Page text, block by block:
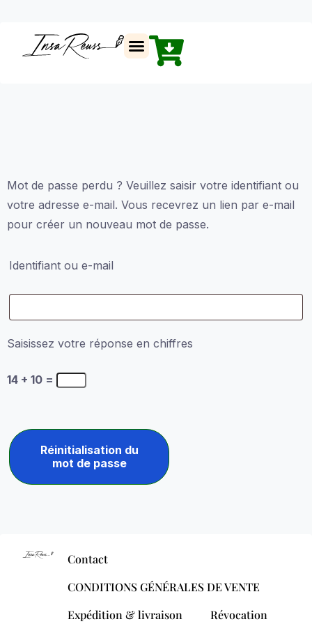
Mot de passe perdu ? Veuillez saisir votre identifiant ou
votre adresse e-mail. Vous recevrez un lien par e-mail
pour créer un nouveau mot de passe.
Identifiant ou e-mail
Saisissez votre réponse en chiffres
14 + 10 =
Réinitialisation du
mot de passe
Contact
CONDITIONS GÉNÉRALES DE VENTE
Expédition & livraison
Révocation